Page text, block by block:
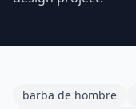
barba de hombre